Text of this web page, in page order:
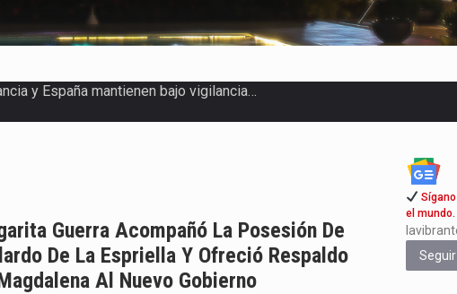
este viernes 7 de…
dejó claro que la…
viernes 7 de agosto…
la ceremonia de…
Guerra Acompañó La Posesión De
De La Espriella Y Ofreció Respaldo
Al Nuevo Gobierno
el mundo.
Seguir